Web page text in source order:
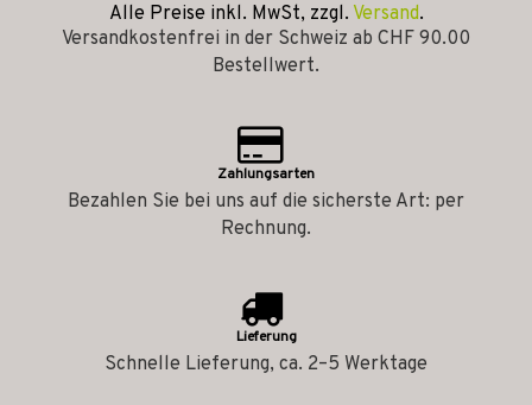
Alle Preise inkl. MwSt, zzgl. Versand.
Versandkostenfrei in der Schweiz ab CHF 90.00
Bestellwert.
Zahlungsarten
Bezahlen Sie bei uns auf die sicherste Art: per
Rechnung.
Lieferung
Schnelle Lieferung, ca. 2–5 Werktage